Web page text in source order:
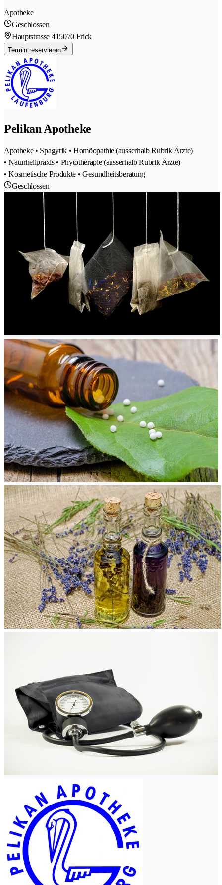
Apotheke
Geschlossen
Hauptstrasse 415070 Frick
Termin reservieren
Pelikan Apotheke
Apotheke • Spagyrik • Homöopathie (ausserhalb Rubrik Ärzte)
• Naturheilpraxis • Phytotherapie (ausserhalb Rubrik Ärzte)
• Kosmetische Produkte • Gesundheitsberatung
Geschlossen